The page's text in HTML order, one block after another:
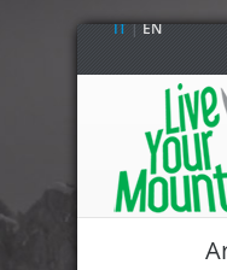
IT|EN